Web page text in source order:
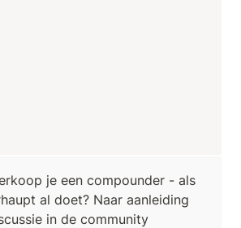
je een compounder - als
al doet? Naar aanleiding
in de community